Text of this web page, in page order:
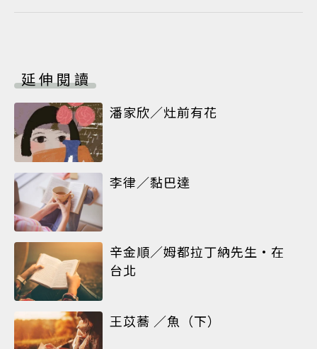
延伸閱讀
潘家欣／灶前有花
李律／黏巴達
辛金順／姆都拉丁納先生•在
台北
王苡蕎 ／魚（下）